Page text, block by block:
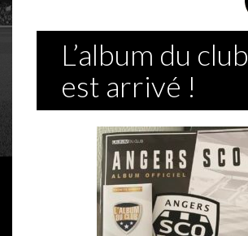
L’album du club
est arrivé !